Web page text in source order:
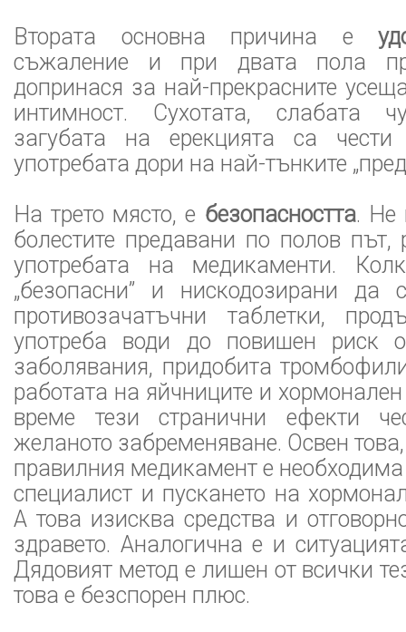
Втората основна причина е
съжаление и при двата пола
допринася за най-прекрасните
интимност. Сухотата, слабата
загубата на ерекцията са чести
употребата дори на най-тънките
На трето място, е безопасността. Не
болестите предавани по полов
употребата на медикаменти.
„безопасни” и нискодозирани да
противозачатъчни таблетки,
употреба води до повишен риск
заболявания, придобита
работата на яйчниците и
време тези странични ефекти
желаното забременяване. Освен
правилния медикамент е
специалист и пускането на
А това изисква средства и
здравето. Аналогична е и
Дядовият метод е лишен от всички
това е безспорен плюс.